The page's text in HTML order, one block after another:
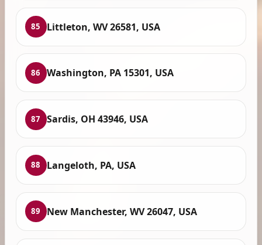
85 Littleton, WV 26581, USA
86 Washington, PA 15301, USA
87 Sardis, OH 43946, USA
88 Langeloth, PA, USA
89 New Manchester, WV 26047, USA